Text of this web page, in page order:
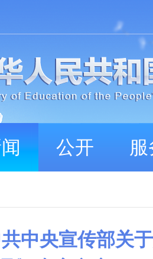
公开
共中央宣传部关